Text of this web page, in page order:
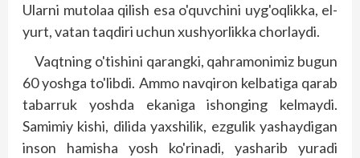
Ularni mutolaa qilish esa o'quvchini uyg'oqlikka, el-
yurt, vatan taqdiri uchun xushyorlikka chorlaydi.
Vaqtning o'tishini qarangki, qahramonimiz bugun
60 yoshga to'libdi. Ammo navqiron kelbatiga qarab
tabarruk yoshda ekaniga ishonging kelmaydi.
Samimiy kishi, dilida yaxshilik, ezgulik yashaydigan
inson hamisha yosh ko'rinadi, yasharib yuradi